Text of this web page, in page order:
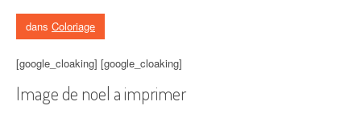
dans Coloriage
[google_cloaking] [google_cloaking]
Image de noel a imprimer